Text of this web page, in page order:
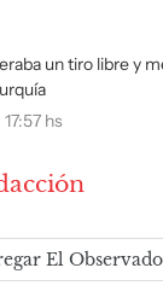
un tiro libre y
17:57 hs
El